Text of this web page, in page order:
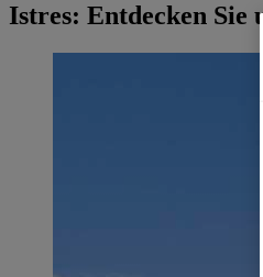
Istres: Entdecken Sie